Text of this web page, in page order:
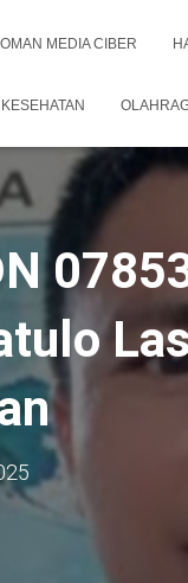
MEDIA CIBER
KESEHATAN